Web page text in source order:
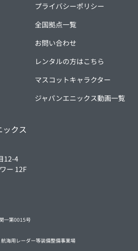
プライバシーポリシー
全国拠点一覧
お問い合わせ
レンタルの方はこちら
マスコットキャラクター
ジャパンエニックス動画一覧
クス
12-4
ー 12F
一第0015号
海用レーダー等装備整備事業場